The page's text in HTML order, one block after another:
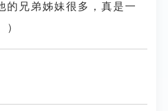
的兄弟姊妹很多，真是一
）